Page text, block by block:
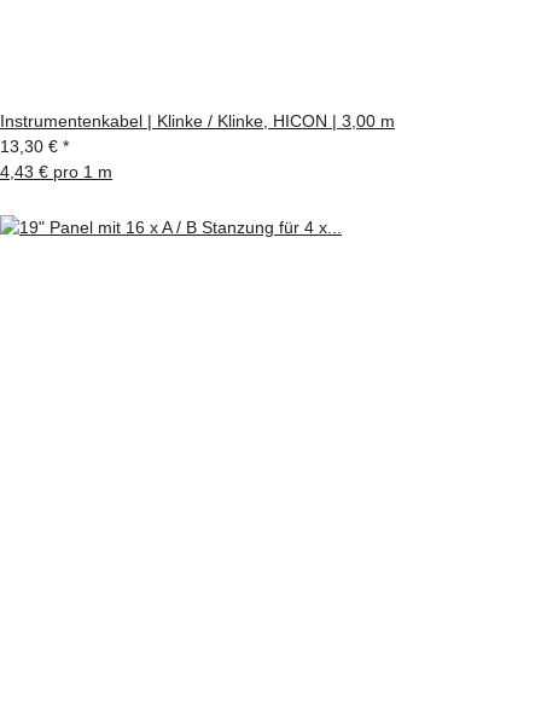
Instrumentenkabel | Klinke / Klinke, HICON | 3,00 m
13,30 € *
4,43 € pro 1 m